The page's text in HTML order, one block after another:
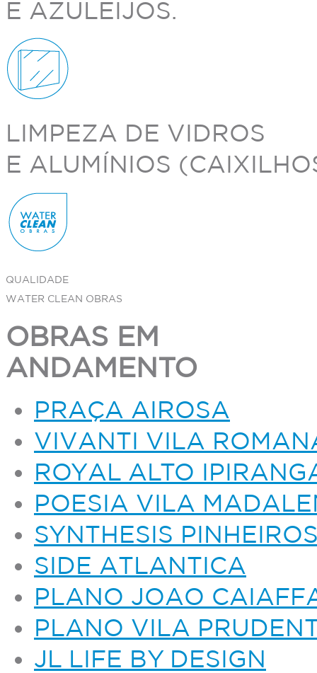
E AZULEIJOS.
LIMPEZA DE VIDROS
E ALUMÍNIOS
QUALIDADE
WATER CLEAN OBRAS
OBRAS EM
ANDAMENTO
PRAÇA AIROSA
VIVANTI VILA
ROYAL ALTO
POESIA VILA
SYNTHESIS
SIDE ATLANTICA
PLANO JOAO
PLANO VILA
JL LIFE BY DESIGN